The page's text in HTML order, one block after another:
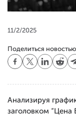
11/2/2025
Поделиться новостью
Анализируя
заголовком “Цена